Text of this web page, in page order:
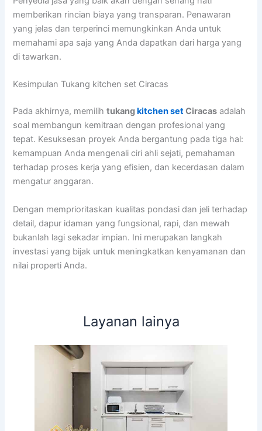
memberikan rincian biaya yang transparan. Penawaran
yang jelas dan terperinci memungkinkan Anda untuk
memahami apa saja yang Anda dapatkan dari harga yang
di tawarkan.
Kesimpulan Tukang kitchen set Ciracas
Pada akhirnya, memilihtukangkitchen setCiracas adalah
soal membangun kemitraan dengan profesional yang
tepat. Kesuksesan proyek Anda bergantung pada tiga hal:
kemampuan Anda mengenali ciri ahli sejati, pemahaman
terhadap proses kerja yang efisien, dan kecerdasan dalam
mengatur anggaran.
Dengan memprioritaskan kualitas pondasi dan jeli terhadap
detail, dapur idaman yang fungsional, rapi, dan mewah
bukanlah lagi sekadar impian. Ini merupakan langkah
investasi yang bijak untuk meningkatkan kenyamanan dan
nilai properti Anda.
Layanan lainya